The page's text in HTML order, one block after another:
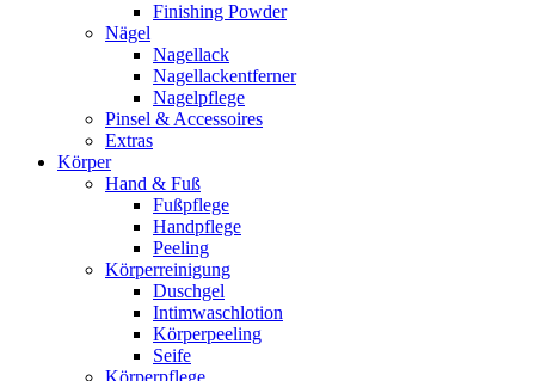
Finishing Powder
Nägel
Nagellack
Nagellackentferner
Nagelpflege
Pinsel & Accessoires
Extras
Körper
Hand & Fuß
Fußpflege
Handpflege
Peeling
Körperreinigung
Duschgel
Intimwaschlotion
Körperpeeling
Seife
Körperpflege